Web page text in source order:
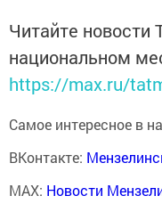
Читайте новости
национальном
https://max.ru/
Самое интересное в
ВКонтакте:
MAX: Новости